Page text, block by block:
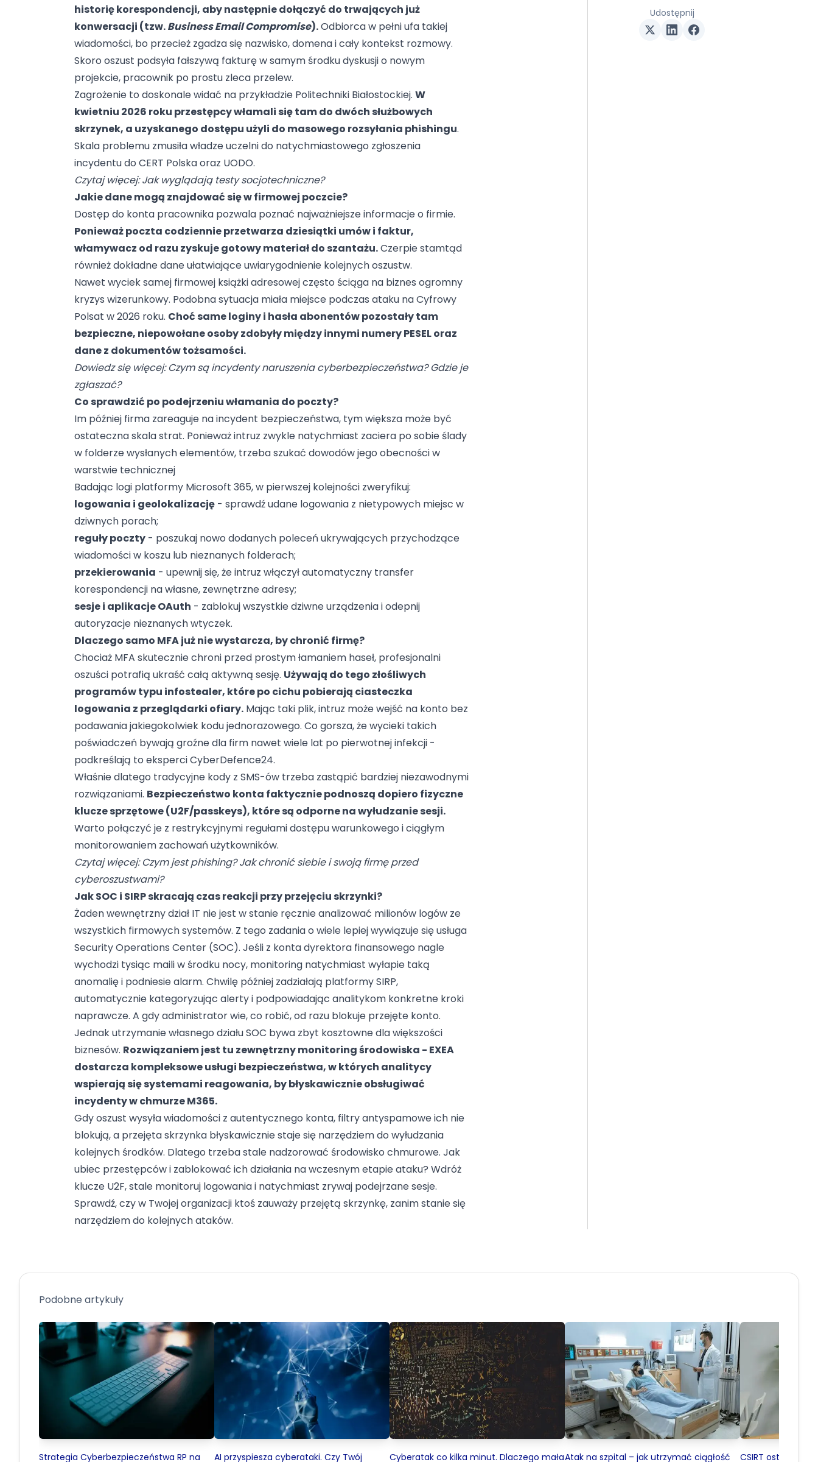
historię korespondencji, aby następnie dołączyć do trwających już
konwersacji (tzw.Business Email Compromise).Odbiorca w pełni ufa takiej
wiadomości, bo przecież zgadza się nazwisko, domena i cały kontekst rozmowy.
Skoro oszust podsyła fałszywą fakturę w samym środku dyskusji o nowym
projekcie, pracownik po prostu zleca przelew.
Zagrożenie to doskonale widać na przykładzie Politechniki Białostockiej. W
kwietniu 2026 roku przestępcy włamali się tam do dwóch służbowych
skrzynek, a uzyskanego dostępu użyli do masowego rozsyłania phishingu.
Skala problemu zmusiła władze uczelni do natychmiastowego zgłoszenia
incydentu do CERT Polska oraz UODO.
Czytaj więcej:Jak wyglądają testy socjotechniczne?
Jakie dane mogą znajdować się w firmowej poczcie?
Dostęp do konta pracownika pozwala poznać najważniejsze informacje o firmie.
Ponieważ poczta codziennie przetwarza dziesiątki umów i faktur,
włamywacz od razu zyskuje gotowy materiał do szantażu.Czerpie stamtąd
również dokładne dane ułatwiające uwiarygodnienie kolejnych oszustw.
Nawet wyciek samej firmowej książki adresowej często ściąga na biznes ogromny
kryzys wizerunkowy. Podobna sytuacja miała miejsce podczas ataku na Cyfrowy
Polsat w 2026 roku. Choć same loginy i hasła abonentów pozostały tam
bezpieczne, niepowołane osoby zdobyły między innymi numery PESEL oraz
dane z dokumentów tożsamości.
Dowiedz się więcej:Czym są incydenty naruszenia cyberbezpieczeństwa? Gdzie je
zgłaszać?
Co sprawdzić po podejrzeniu włamania do poczty?
Im później firma zareaguje na incydent bezpieczeństwa, tym większa może być
ostateczna skala strat. Ponieważ intruz zwykle natychmiast zaciera po sobie ślady
w folderze wysłanych elementów, trzeba szukać dowodów jego obecności w
warstwie technicznej
Badając logi platformy Microsoft 365, w pierwszej kolejności zweryfikuj:
logowania i geolokalizację - sprawdź udane logowania z nietypowych miejsc w
dziwnych porach;
reguły poczty - poszukaj nowo dodanych poleceń ukrywających przychodzące
wiadomości w koszu lub nieznanych folderach;
przekierowania - upewnij się, że intruz włączył automatyczny transfer
korespondencji na własne, zewnętrzne adresy;
sesje i aplikacje OAuth - zablokuj wszystkie dziwne urządzenia i odepnij
autoryzacje nieznanych wtyczek.
Dlaczego samo MFA już nie wystarcza, by chronić firmę?
Chociaż MFA skutecznie chroni przed prostym łamaniem haseł, profesjonalni
oszuści potrafią ukraść całą aktywną sesję. Używają do tego złośliwych
programów typu infostealer, które po cichu pobierają ciasteczka
logowania z przeglądarki ofiary. Mając taki plik, intruz może wejść na konto bez
podawania jakiegokolwiek kodu jednorazowego. Co gorsza, że wycieki takich
poświadczeń bywają groźne dla firm nawet wiele lat po pierwotnej infekcji -
podkreślają to eksperci CyberDefence24.
Właśnie dlatego tradycyjne kody z SMS-ów trzeba zastąpić bardziej niezawodnymi
rozwiązaniami. Bezpieczeństwo konta faktycznie podnoszą dopiero fizyczne
klucze sprzętowe (U2F/passkeys), które są odporne na wyłudzanie sesji.
Warto połączyć je z restrykcyjnymi regułami dostępu warunkowego i ciągłym
monitorowaniem zachowań użytkowników.
Czytaj więcej:Czym jest phishing? Jak chronić siebie i swoją firmę przed
cyberoszustwami?
Jak SOC i SIRP skracają czas reakcji przy przejęciu skrzynki?
Żaden wewnętrzny dział IT nie jest w stanie ręcznie analizować milionów logów ze
wszystkich firmowych systemów. Z tego zadania o wiele lepiej wywiązuje się usługa
Security Operations Center (SOC). Jeśli z konta dyrektora finansowego nagle
wychodzi tysiąc maili w środku nocy, monitoring natychmiast wyłapie taką
anomalię i podniesie alarm. Chwilę później zadziałają platformySIRP,
automatycznie kategoryzując alerty i podpowiadając analitykom konkretne kroki
naprawcze. A gdy administrator wie, co robić, od razu blokuje przejęte konto.
Jednak utrzymanie własnego działu SOC bywa zbyt kosztowne dla większości
biznesów. Rozwiązaniem jest tu zewnętrzny monitoring środowiska - EXEA
dostarcza kompleksowe usługi bezpieczeństwa, w których analitycy
wspierają się systemami reagowania, by błyskawicznie obsługiwać
incydenty w chmurze M365.
Gdy oszust wysyła wiadomości z autentycznego konta, filtry antyspamowe ich nie
blokują, a przejęta skrzynka błyskawicznie staje się narzędziem do wyłudzania
kolejnych środków. Dlatego trzeba stale nadzorować środowisko chmurowe. Jak
ubiec przestępców i zablokować ich działania na wczesnym etapie ataku? Wdróż
klucze U2F, stale monitoruj logowania i natychmiast zrywaj podejrzane sesje.
Sprawdź, czy w Twojej organizacji ktoś zauważy przejętą skrzynkę, zanim stanie się
narzędziem do kolejnych ataków.
Udostępnij
Podobne artykuły
Strategia Cyberbezpieczeństwa RP na AI przyspiesza cyberataki. Czy Twój Cyberatak co kilka minut. Dlaczego małaAtak na szpital – jak utrzymać ciągłość CSIRT ostrzega